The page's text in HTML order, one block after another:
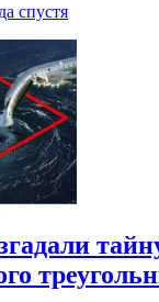
спустя